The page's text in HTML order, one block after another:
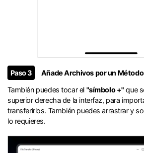
󠀰Paso 3
Añade Archivos por un
󠀰También puedes tocar el "símbolo +" que
superior derecha de la interfaz, para
transferirlos.󠀲󠀩󠀧󠀢󠀨󠀣󠀨󠀥󠀳󠀰 También puedes arrastrar y
lo requieres.